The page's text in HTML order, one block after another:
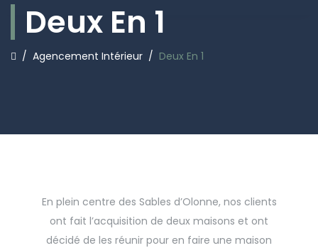
Deux En 1
/ Agencement Intérieur / Deux En 1
En plein centre des Sables d’Olonne, nos clients
ont fait l’acquisition de deux maisons et ont
décidé de les réunir pour en faire une maison